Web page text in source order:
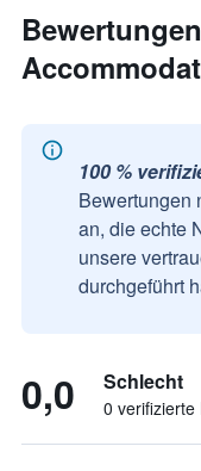
100 %
Bewertungen
an, die echte
unsere
durchgeführt
0,0 Schlecht
0 verifizierte